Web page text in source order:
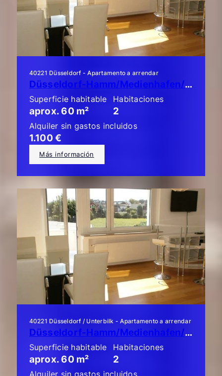
40221 Düsseldorf - Apartamento a arrendar
Düsseldorf-Hamm/Medienhafen/Unterbilk: ¡Piso de lujo de 2 habitaciones con balcón!
Superficie habitable
aprox. 60 m²
Habitaciones
2
Alquiler sin gastos incluidos
1.100 €
Más información
40221 Düsseldorf / Unterbilk - Apartamento a arrendar
Düsseldorf-Hamm/Medienhafen/Unterbilk: ¡Piso de lujo de 2 habitaciones!
Superficie habitable
aprox. 60 m²
Habitaciones
2